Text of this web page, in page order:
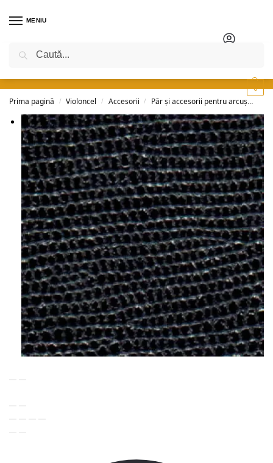
MENIU
0
Prima pagină
/ Violoncel / Accesorii / Păr și accesorii pentru arcuș